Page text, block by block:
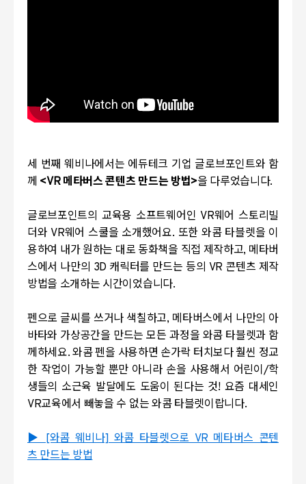
세 번째 웨비나에서는 에듀테크 기업 글로브포인트와 함
께 <VR 메타버스 콘텐츠 만드는 방법>을 다루었습니다.
글로브포인트의 교육용 소프트웨어인 VR웨어 스토리빌
더와 VR웨어 스쿨을 소개했어요. 또한 와콤 타블렛을 이
용하여 내가 원하는 대로 동화책을 직접 제작하고, 메타버
스에서 나만의 3D 캐릭터를 만드는 등의 VR 콘텐츠 제작
방법을 소개하는 시간이었습니다.
펜으로 글씨를 쓰거나 색칠하고, 메타버스에서 나만의 아
바타와 가상공간을 만드는 모든 과정을 와콤 타블렛과 함
께하세요. 와콤 펜을 사용하면 손가락 터치보다 훨씬 정교
한 작업이 가능할 뿐만 아니라 손을 사용해서 어린이/학
생들의 소근육 발달에도 도움이 된다는 것! 요즘 대세인
VR교육에서 빼놓을 수 없는 와콤 타블렛이랍니다.
▶ [와콤 웨비나] 와콤 타블렛으로 VR 메타버스 콘텐
츠 만드는 방법